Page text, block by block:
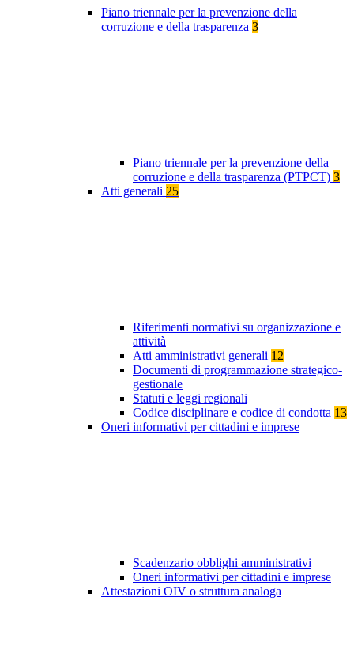
Piano triennale per la prevenzione della
corruzione e della trasparenza 3
Piano triennale per la prevenzione della
corruzione e della trasparenza (PTPCT) 3
Atti generali 25
Riferimenti normativi su organizzazione e
attività
Atti amministrativi generali 12
Documenti di programmazione strategico-
gestionale
Statuti e leggi regionali
Codice disciplinare e codice di condotta 13
Oneri informativi per cittadini e imprese
Scadenzario obblighi amministrativi
Oneri informativi per cittadini e imprese
Attestazioni OIV o struttura analoga